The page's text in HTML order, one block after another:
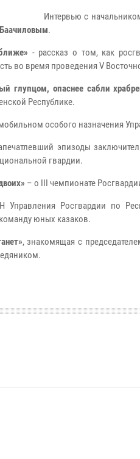
Интервью с
.
- рассказ о том, как
во время проведения V
глупцом, опаснее сабли
Республике.
особого назначения
эпизоды
гвардии.
– о III чемпионате
Управления Росгвардии по
юных казаков.
, знакомящая с